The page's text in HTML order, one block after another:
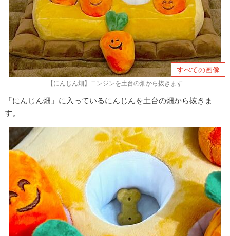
すべての画像
【にんじん畑】ニンジンを土台の畑から抜きます
「にんじん畑」に入っているにんじんを土台の畑から抜きま
す。